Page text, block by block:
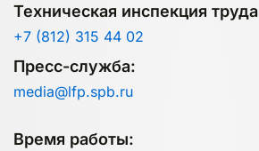
Техническая инспекция труда
+7 (812) 315 44 02
Пресс-служба:
media@lfp.spb.ru
Время работы: